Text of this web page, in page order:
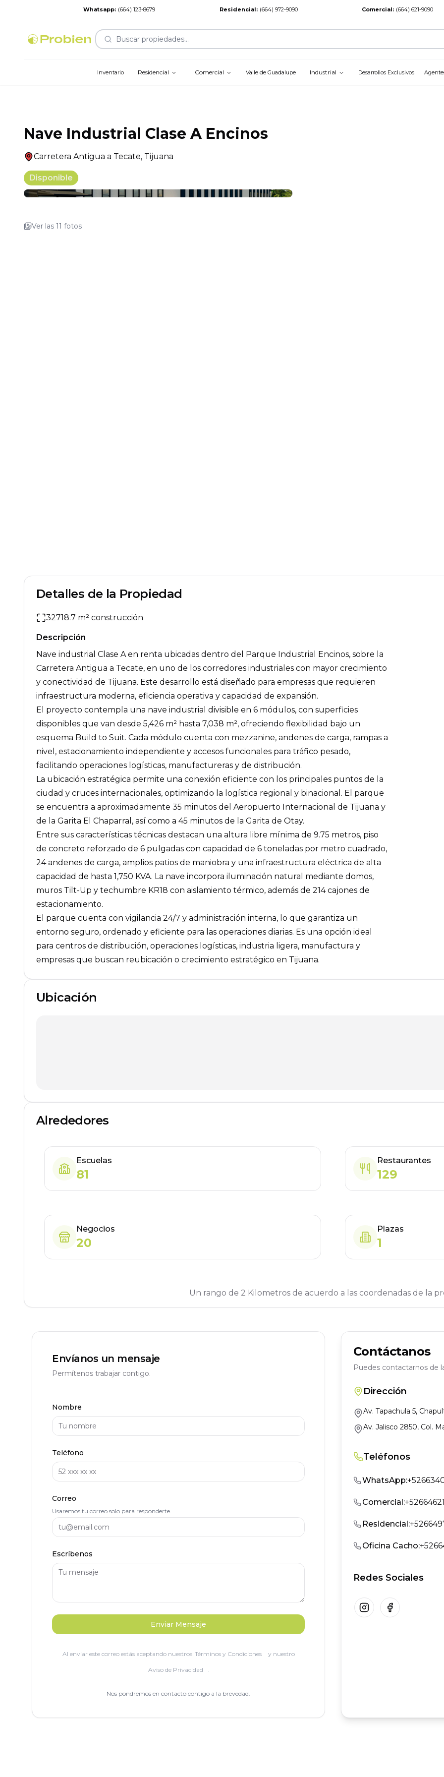
Whatsapp: (664) 123-8679 Residencial: (664) 972-9090 Comercial: (664) 621-9090
Buscar propiedades...
Inventario Residencial Comercial Valle de Guadalupe Industrial Desarrollos Exclusivos
Nave Industrial Clase A Encinos
Carretera Antigua a Tecate, Tijuana
Disponible
Ver las 11 fotos
Detalles de la Propiedad
32718.7 m² construcción
Descripción
Nave industrial Clase A en renta ubicadas dentro del Parque Industrial Encinos, sobre la
Carretera Antigua a Tecate, en uno de los corredores industriales con mayor crecimiento
y conectividad de Tijuana. Este desarrollo está diseñado para empresas que requieren
infraestructura moderna, eficiencia operativa y capacidad de expansión.
El proyecto contempla una nave industrial divisible en 6 módulos, con superficies
disponibles que van desde 5,426 m² hasta 7,038 m², ofreciendo flexibilidad bajo un
esquema Build to Suit. Cada módulo cuenta con mezzanine, andenes de carga, rampas a
nivel, estacionamiento independiente y accesos funcionales para tráfico pesado,
facilitando operaciones logísticas, manufactureras y de distribución.
La ubicación estratégica permite una conexión eficiente con los principales puntos de la
ciudad y cruces internacionales, optimizando la logística regional y binacional. El parque
se encuentra a aproximadamente 35 minutos del Aeropuerto Internacional de Tijuana y
de la Garita El Chaparral, así como a 45 minutos de la Garita de Otay.
Entre sus características técnicas destacan una altura libre mínima de 9.75 metros, piso
de concreto reforzado de 6 pulgadas con capacidad de 6 toneladas por metro cuadrado,
24 andenes de carga, amplios patios de maniobra y una infraestructura eléctrica de alta
capacidad de hasta 1,750 KVA. La nave incorpora iluminación natural mediante domos,
muros Tilt-Up y techumbre KR18 con aislamiento térmico, además de 214 cajones de
estacionamiento.
El parque cuenta con vigilancia 24/7 y administración interna, lo que garantiza un
entorno seguro, ordenado y eficiente para las operaciones diarias. Es una opción ideal
para centros de distribución, operaciones logísticas, industria ligera, manufactura y
empresas que buscan reubicación o crecimiento estratégico en Tijuana.
Ubicación
Alrededores
Escuelas
81
Restaurantes
129
Negocios
20
Plazas
1
Un rango de 2 Kilometros de acuerdo a las coordenadas de la
Envíanos un mensaje
Permítenos trabajar contigo.
Nombre
Teléfono
Correo
Usaremos tu correo solo para responderte.
Escríbenos
Enviar Mensaje
Al enviar este correo estás aceptando nuestros Términos y Condiciones y nuestro
Aviso de Privacidad .
Nos pondremos en contacto contigo a la brevedad.
Contáctanos
Puedes contactarnos de
Dirección
Av. Tapachula 5,
Av. Jalisco 2850, Col.
Teléfonos
WhatsApp:
Comercial:
Residencial:
Oficina Cacho:
Redes Sociales
InstagramFacebook